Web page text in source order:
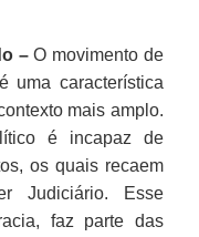
–O movimento de
uma característica
mais amplo.
é incapaz de
os quais recaem
Judiciário. Esse
faz parte das